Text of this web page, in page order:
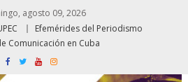
agosto 09, 2026
Efemérides del Periodismo
Comunicación en Cuba